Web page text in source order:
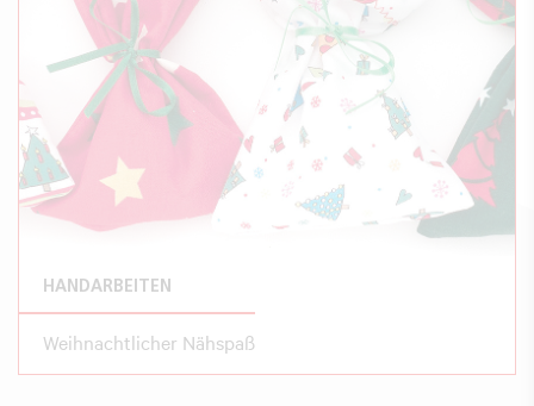
HANDARBEITEN
Weihnachtlicher Nähspaß